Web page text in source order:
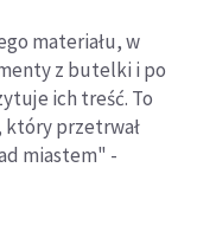
materiału, w
z butelki i po
ich treść. To
który przetrwał
miastem" -